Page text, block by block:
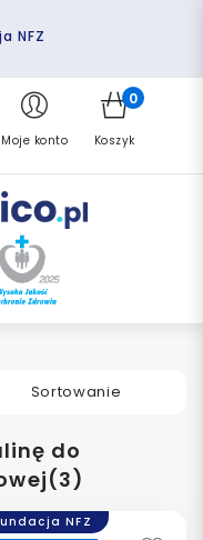
NFZ
Moje konto
0
Koszyk
Sortowanie
do
NFZ